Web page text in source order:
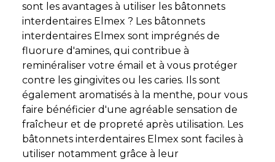
sont les avantages à utiliser les bâtonnets
interdentaires Elmex ? Les bâtonnets
interdentaires Elmex sont imprégnés de
fluorure d'amines, qui contribue à
reminéraliser votre émail et à vous protéger
contre les gingivites ou les caries. Ils sont
également aromatisés à la menthe, pour vous
faire bénéficier d'une agréable sensation de
fraîcheur et de propreté après utilisation. Les
bâtonnets interdentaires Elmex sont faciles à
utiliser notamment grâce à leur